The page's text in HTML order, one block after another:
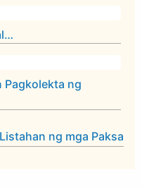
Pagkolekta ng
ng mga Paksa